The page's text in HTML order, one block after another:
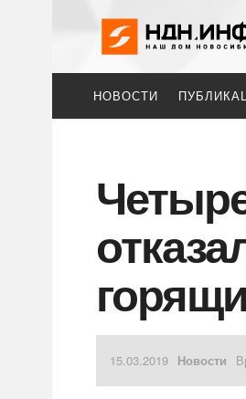
НОВОСТИ
15.03.2019 Новости